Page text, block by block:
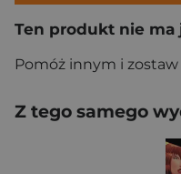
Ten produkt nie ma
Pomóż innym i zostaw
Z tego samego